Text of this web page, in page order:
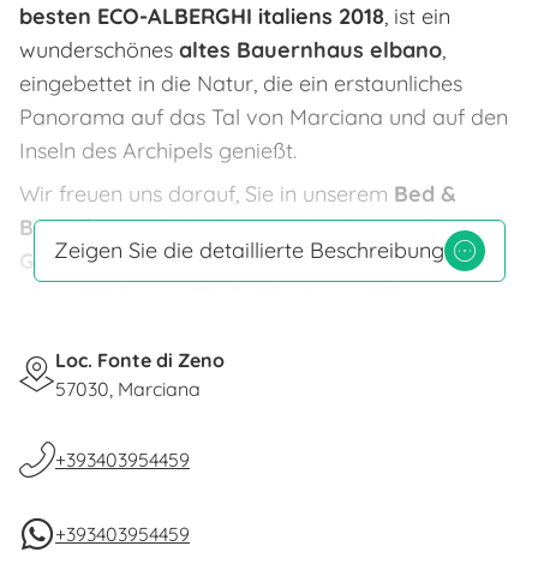
besten ECO-ALBERGHI italiens 2018, ist ein
wunderschönes altes Bauernhaus elbano,
eingebettet in die Natur, die ein erstaunliches
Panorama auf das Tal von Marciana und auf den
Inseln des Archipels genießt.
Wir freuen uns darauf, Sie in unserem Bed &
Breakfastzu beherbergen, dasdrei große
Gartenzimmerim schäbigen Chic-Stil und eine
Die 3 Zimmer (Olivo, Corbezzolo und Castagno)
haben einen eigenen Eingang, brandneue
Badezimmer und süße und entspannende Farben.
Alle unsere Zimmer sind mit Sat-TV, Haartrockner,
Heizung, kostenlose Parkplätze ausgestattet,
sowie Sie können die Vorteile der kostenlosen
Zeigen Sie die detaillierte Beschreibung
Loc. Fonte di Zeno
57030, Marciana
+393403954459
+393403954459